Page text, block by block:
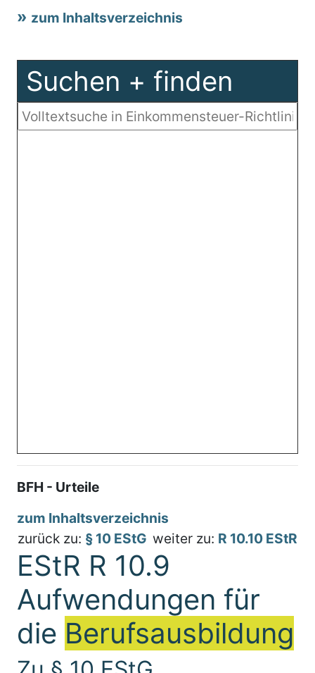
zum Inhaltsverzeichnis
Suchen + finden
BFH - Urteile
zum Inhaltsverzeichnis
zurück zu: § 10 EStG weiter zu: R 10.10 EStR
EStR R 10.9
Aufwendungen für
die Berufsausbildung